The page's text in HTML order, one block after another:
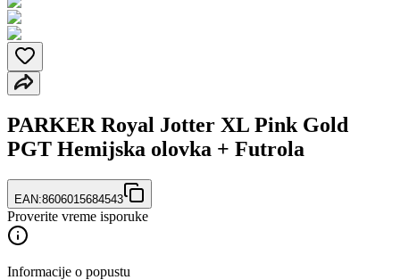
PARKER Royal Jotter XL Pink Gold
PGT Hemijska olovka + Futrola
EAN:8606015684543
Proverite vreme isporuke
Informacije o popustu